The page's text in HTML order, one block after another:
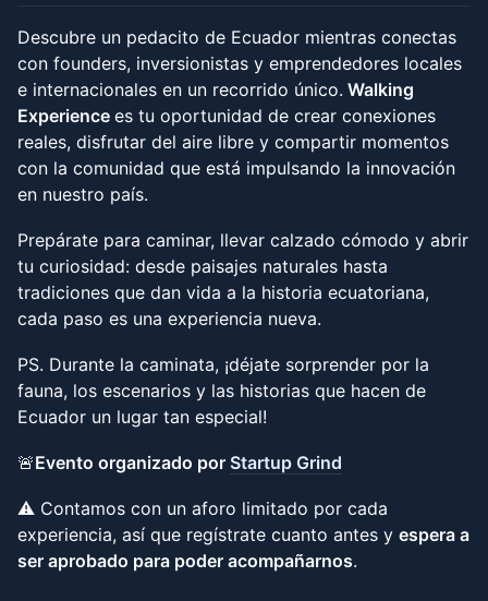
Descubre un pedacito de Ecuador mientras conectas
con founders, inversionistas y emprendedores locales
e internacionales en un recorrido único. Walking
Experience es tu oportunidad de crear conexiones
reales, disfrutar del aire libre y compartir momentos
con la comunidad que está impulsando la innovación
en nuestro país.
Prepárate para caminar, llevar calzado cómodo y abrir
tu curiosidad: desde paisajes naturales hasta
tradiciones que dan vida a la historia ecuatoriana,
cada paso es una experiencia nueva.
PS. Durante la caminata, ¡déjate sorprender por la
fauna, los escenarios y las historias que hacen de
Ecuador un lugar tan especial!
🚨Evento organizado por Startup Grind
⚠️ Contamos con un aforo limitado por cada
experiencia, así que regístrate cuanto antes y espera a
ser aprobado para poder acompañarnos.